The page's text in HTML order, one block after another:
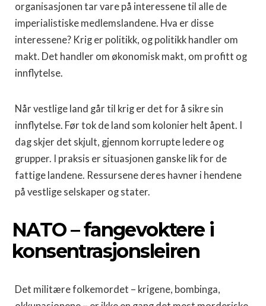
organisasjonen tar vare på interessene til alle de
imperialistiske medlemslandene. Hva er disse
interessene? Krig er politikk, og politikk handler om
makt. Det handler om økonomisk makt, om profitt og
innflytelse.
Når vestlige land går til krig er det for å sikre sin
innflytelse. Før tok de land som kolonier helt åpent. I
dag skjer det skjult, gjennom korrupte ledere og
grupper. I praksis er situasjonen ganske lik for de
fattige landene. Ressursene deres havner i hendene
på vestlige selskaper og stater.
NATO – fangevoktere i
konsentrasjonsleiren
Det militære folkemordet – krigene, bombinga,